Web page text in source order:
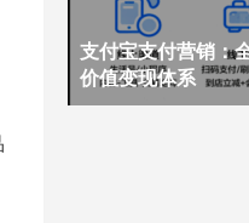
支付宝支付营销：
价值变现体系